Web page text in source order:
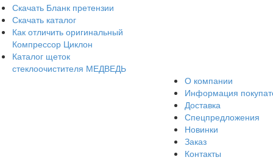
Скачать Бланк претензии
Скачать каталог
Как отличить оригинальный
Компрессор Циклон
Каталог щеток
стеклоочистителя МЕДВЕДЬ
О компании
Информация
Доставка
Спецпредложения
Новинки
Заказ
Контакты